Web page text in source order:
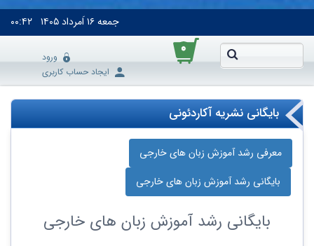
جمعه۱۶ اَمرداد ۱۴۰۵ ۰۰:۴۲
۰
ورود
ایجاد حساب کاربری
بایگانی نشریه آکاردئونی
معرفی رشد آموزش زبان‌ های خارجی
بایگانی رشد آموزش زبان‌ های خارجی
بایگانی رشد آموزش زبان‌ های خارجی